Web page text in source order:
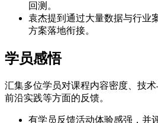
回测。
袁杰提到通过大量数据与行业
方案落地衔接。
学员感悟
汇集多位学员对课程内容密度、技
前沿实践等方面的反馈。
有学员反馈活动体验感强，并